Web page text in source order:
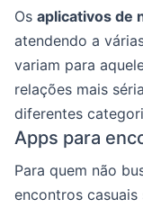
Os aplicativos de
atendendo a
variam para
relações mais
diferentes
Apps para
Para quem não
encontros